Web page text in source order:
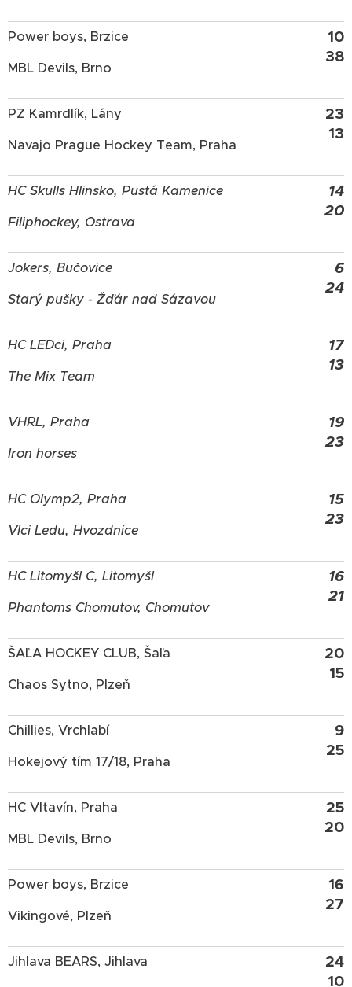
Power boys, Brzice
MBL Devils, Brno
10
38
PZ Kamrdlík, Lány
Navajo Prague Hockey Team, Praha
23
13
HC Skulls Hlinsko, Pustá Kamenice
Filiphockey, Ostrava
14
20
Jokers, Bučovice
Starý pušky - Žďár nad Sázavou
6
24
HC LEDci, Praha
The Mix Team
17
13
VHRL, Praha
Iron horses
19
23
HC Olymp2, Praha
Vlci Ledu, Hvozdnice
15
23
HC Litomyšl C, Litomyšl
Phantoms Chomutov, Chomutov
16
21
ŠAĽA HOCKEY CLUB, Šaľa
Chaos Sytno, Plzeň
20
15
Chillies, Vrchlabí
Hokejový tím 17/18, Praha
9
25
HC Vltavín, Praha
MBL Devils, Brno
25
20
Power boys, Brzice
Vikingové, Plzeň
16
27
Jihlava BEARS, Jihlava
24
10